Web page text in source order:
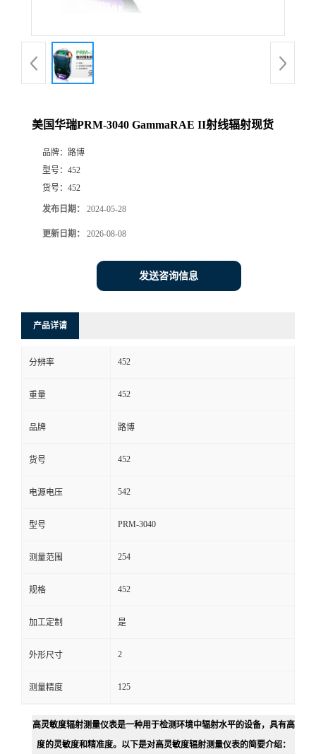
品
厅
线
留
言
美国华瑞PRM-3040 GammaRAE II射线辐射现货
品牌： 路博
型号： 452
货号： 452
发布日期： 2024-05-28
更新日期： 2026-08-08
发送咨询信息
产品详请
分辨率 452
重量 452
品牌 路博
货号 452
电源电压 542
型号 PRM-3040
测量范围 254
规格 452
加工定制 是
外形尺寸 2
测量精度 125
高灵敏度辐射测量仪表是一种用于检测环境中辐射水平的设备，具有高
度的灵敏度和精准度。以下是对高灵敏度辐射测量仪表的简要介绍：